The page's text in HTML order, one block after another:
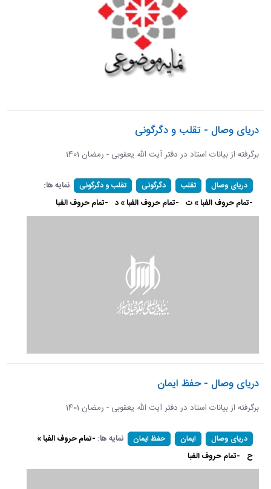
دریای وصال - تقلب و دگرگونی
برگرفته از بیانات استاد در دفتر آیت الله یعقوبی - رمضان 1401
دریای وصال تقلب دگرگونی تقلب و دگرگونی
نمایه ها:
-تمام حروف الفبا » ت -تمام حروف الفبا » د -تمام حروف الفبا
دریای وصال - حفظ ایمان
برگرفته از بیانات استاد در دفتر آیت الله یعقوبی - رمضان 1401
دریای وصال ایمان حفظ ایمان نمایه ها: -تمام حروف الفبا »
ح -تمام حروف الفبا